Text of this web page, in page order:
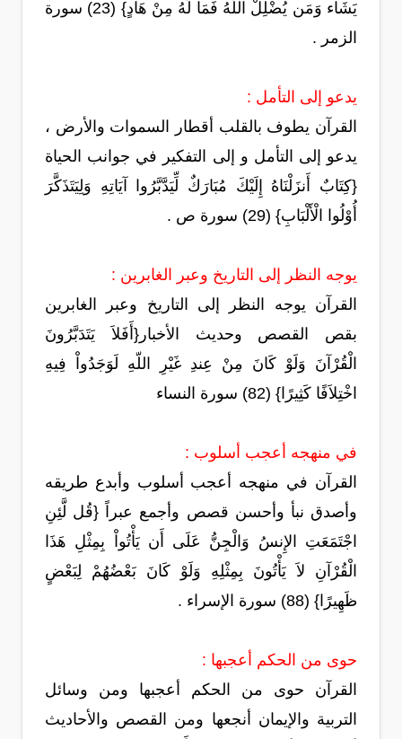
يَشَاء وَمَن يُضْلِلْ اللَّهُ فَمَا لَهُ مِنْ هَادٍ} (23) سورة
الزمر .
يدعو إلى التأمل :
القرآن يطوف بالقلب أقطار السموات والأرض ،
يدعو إلى التأمل و إلى التفكير في جوانب الحياة
{كِتَابٌ أَنزَلْنَاهُ إِلَيْكَ مُبَارَكٌ لِّيَدَّبَّرُوا آيَاتِهِ وَلِيَتَذَكَّرَ
أُوْلُوا الْأَلْبَابِ} (29) سورة ص .
يوجه النظر إلى التاريخ وعبر الغابرين :
القرآن يوجه النظر إلى التاريخ وعبر الغابرين
بقص القصص وحديث الأخبار{أَفَلاَ يَتَدَبَّرُونَ
الْقُرْآنَ وَلَوْ كَانَ مِنْ عِندِ غَيْرِ اللّهِ لَوَجَدُواْ فِيهِ
اخْتِلاَفًا كَثِيرًا} (82) سورة النساء
في منهجه أعجب أسلوب :
القرآن في منهجه أعجب أسلوب وأبدع طريقه
وأصدق نبأ وأحسن قصص وأجمع عبراً {قُل لَّئِنِ
اجْتَمَعَتِ الإِنسُ وَالْجِنُّ عَلَى أَن يَأْتُواْ بِمِثْلِ هَذَا
الْقُرْآنِ لاَ يَأْتُونَ بِمِثْلِهِ وَلَوْ كَانَ بَعْضُهُمْ لِبَعْضٍ
ظَهِيرًا} (88) سورة الإسراء .
حوى من الحكم أعجبها :
القرآن حوى من الحكم أعجبها ومن وسائل
التربية والإيمان أنجعها ومن القصص والأحاديث